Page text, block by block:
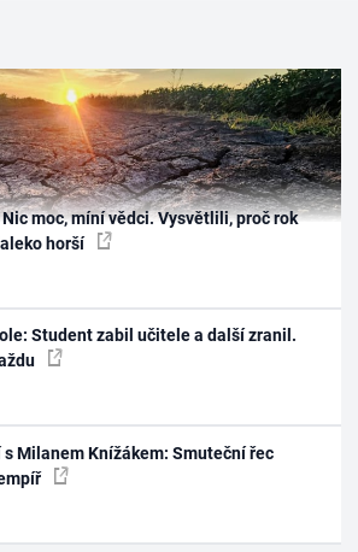
moc, míní vědci. Vysvětlili, proč rok
horší
Student zabil učitele a další zranil.
Milanem Knížákem: Smuteční řec